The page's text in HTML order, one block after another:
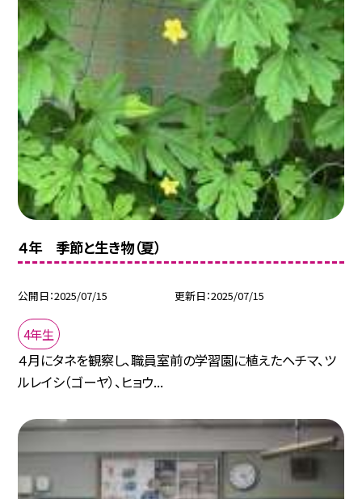
４年 季節と生き物（夏）
公開日 2025/07/15 更新日 2025/07/15
4年生
４月にタネを観察し、職員室前の学習園に植えたヘチマ、ツ
ルレイシ（ゴーヤ）、ヒョウ...